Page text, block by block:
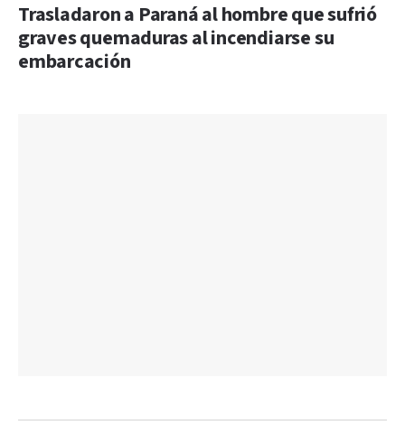
Trasladaron a Paraná al hombre que sufrió
graves quemaduras al incendiarse su
embarcación